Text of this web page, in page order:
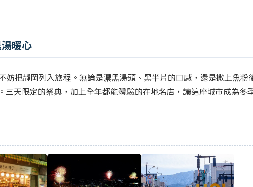
暖心
妨把靜岡列入旅程。無論是濃黑湯頭、黑半片的口感，還是撒上魚粉
三天限定的祭典，加上全年都能體驗的在地名店，讓這座城市成為冬